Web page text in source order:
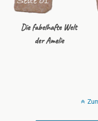
Die fabelhafte Welt
der Amelie